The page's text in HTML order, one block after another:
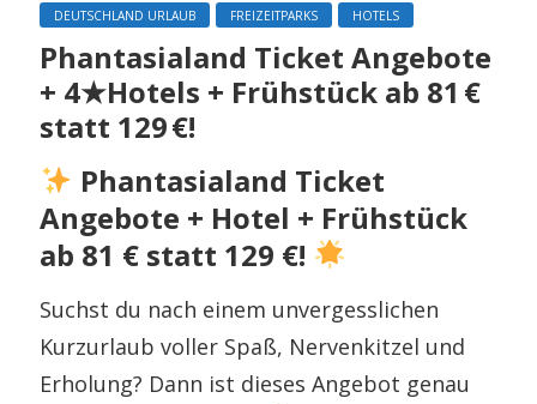
DEUTSCHLAND URLAUB FREIZEITPARKS HOTELS
Phantasialand Ticket Angebote
+ 4★Hotels + Frühstück ab 81 €
statt 129 €!
Phantasialand Ticket
Angebote + Hotel + Frühstück
ab 81 € statt 129 €!
Suchst du nach einem unvergesslichen
Kurzurlaub voller Spaß, Nervenkitzel und
Erholung? Dann ist dieses Angebot genau